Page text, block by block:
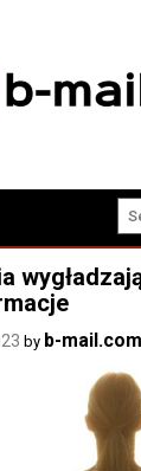
by b-